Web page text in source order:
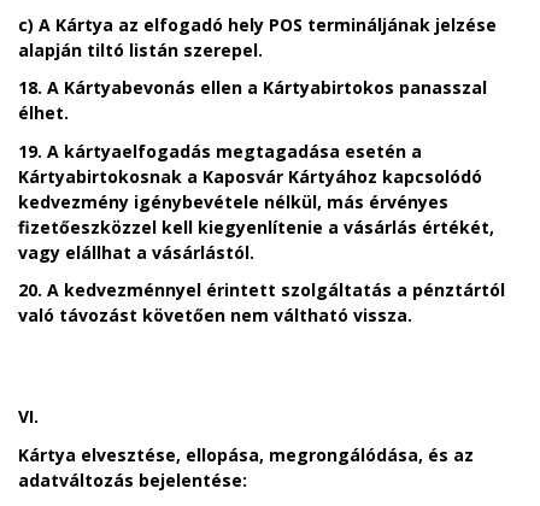
c) A Kártya az elfogadó hely POS termináljának jelzése
alapján tiltó listán szerepel.
18. A Kártyabevonás ellen a Kártyabirtokos panasszal
élhet.
19. A kártyaelfogadás megtagadása esetén a
Kártyabirtokosnak a Kaposvár Kártyához kapcsolódó
kedvezmény igénybevétele nélkül, más érvényes
fizetőeszközzel kell kiegyenlítenie a vásárlás értékét,
vagy elállhat a vásárlástól.
20. A kedvezménnyel érintett szolgáltatás a pénztártól
való távozást követően nem váltható vissza.
VI.
Kártya elvesztése, ellopása, megrongálódása, és az
adatváltozás bejelentése: